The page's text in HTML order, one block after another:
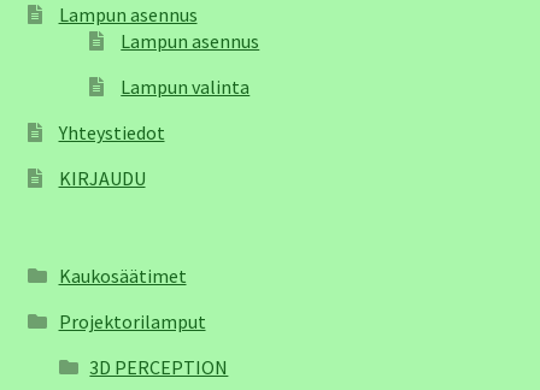
Lampun asennus
Lampun asennus
Lampun valinta
Yhteystiedot
KIRJAUDU
Kaukosäätimet
Projektorilamput
3D PERCEPTION